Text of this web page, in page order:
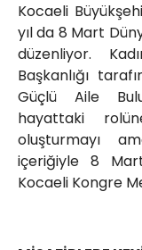
Kocaeli
yıl da 8 Mart
düzenliyor.
Başkanlığı
Güçlü Aile
hayattaki
oluşturmayı
içeriğiyle 8
Kocaeli Kongre